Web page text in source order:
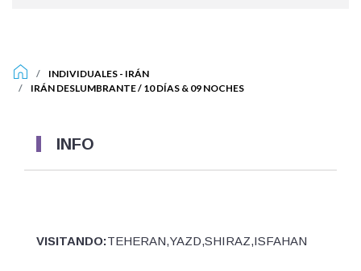
INDIVIDUALES - IRÁN
IRÁN DESLUMBRANTE / 10 DÍAS & 09 NOCHES
INFO
VISITANDO:TEHERAN,YAZD,SHIRAZ,ISFAHAN